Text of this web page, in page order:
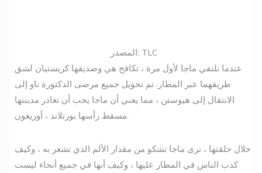
المصدر: TLC
عندما نلتقي ماجا لأول مرة ، تكافح هي وصديقها كريستيان لشق
طريقهما عبر المطار. تم تحويل جميع مرضى الدكتورة ناو إلى
الانتقال إلى هيوستن ، مما يعني أن ماجا يجب أن تغادر مدينتها
مسقط رأسها بورتلاند ، أوريغون.
خلال حلقتها ، نرى ماجا تشكو من مقدار الألم الذي تشعر به ، وكيف
كذب الناس في المطار عليها ، وكيف أنها في جميع أنحاء ليست